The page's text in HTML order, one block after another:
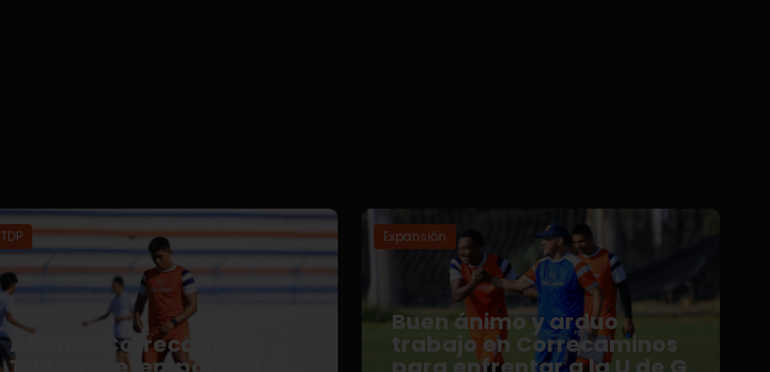
TDP
Afianza Correcaminos
Expansión
Buen ánimo y arduo
trabajo en Correcaminos